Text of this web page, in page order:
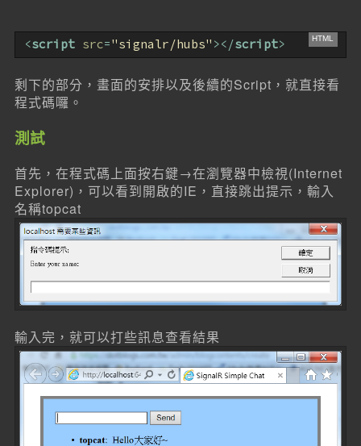
<script src="signalr/hubs" ></script>
剩下的部分，畫面的安排以及後續的Script，就直接看
程式碼囉。
測試
首先，在程式碼上面按右鍵→在瀏覽器中檢視(Internet
Explorer)，可以看到開啟的IE，直接跳出提示，輸入
名稱topcat
輸入完，就可以打些訊息查看結果